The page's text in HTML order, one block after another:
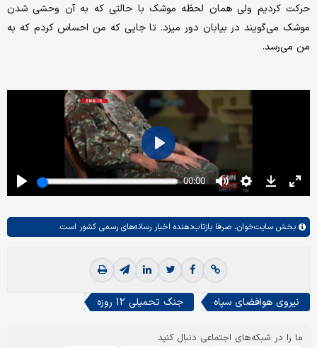
حرکت کردیم ولی همان لحظه موشک با حالتی که به آن وحشی شدن
موشک می‌گویند در بیابان دور میزد. تا جایی که من احساس کردم که به
من می‌رسد.
بخش سایت‌خوان، صرفا بازتاب‌دهنده اخبار رسانه‌های رسمی کشور است.
نیروی هوافضای سپاه جنگ تحمیلی 12 روزه
ما را در شبکه‌های اجتماعی دنبال کنید